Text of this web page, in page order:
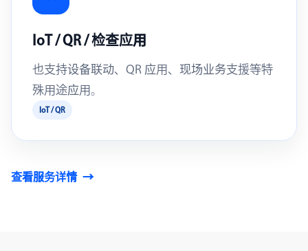
IoT / QR / 检查应用
也支持设备联动、QR 应用、现场业务支援等特
殊用途应用。
IoT / QR
查看服务详情